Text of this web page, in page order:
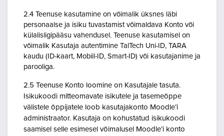
2.4 Teenuse kasutamine on võimalik üksnes läbi
personaalse ja isiku tuvastamist võimaldava Konto või
külalisligipääsu vahendusel. Teenuse kasutamisel on
võimalik Kasutaja autentimine TalTech Uni-ID, TARA
kaudu (ID-kaart, Mobiil-ID, Smart-ID) või kasutajanime ja
parooliga.
2.5 Teenuse Konto loomine on Kasutajale tasuta.
Isikukoodi mitteomavate isikutele ja tasemeõppe
välistele õppijatele loob kasutajakonto Moodle’i
administraator. Kasutaja on kohustatud isikukoodi
saamisel selle esimesel võimalusel Moodle’i konto